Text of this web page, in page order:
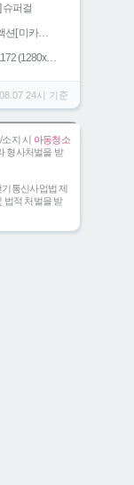
슈퍼걸
[8월]악마지니 사냥꾼 판타지액션[ 미카엘 두 차원의 헌터 ]완벽자막
원피스 1172화 - ONE PIECE 1172 (1280x720 x264 AAC)
24시 기준
지 시 아동청소
형사처벌을 받
통신사업법 제
법적 처벌을 받